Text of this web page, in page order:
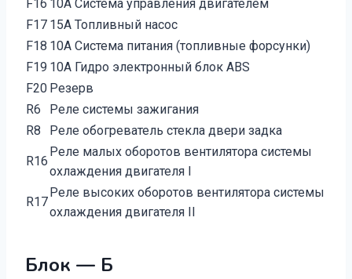
F16 10А Система управления двигателем
F17 15А Топливный насос
F18 10А Система питания (топливные форсунки)
F19 10А Гидро электронный блок ABS
F20 Резерв
R6
Реле системы зажигания
R8
Реле обогреватель стекла двери задка
R16
Реле малых оборотов вентилятора системы
охлаждения двигателя I
R17
Реле высоких оборотов вентилятора системы
охлаждения двигателя II
Блок — Б